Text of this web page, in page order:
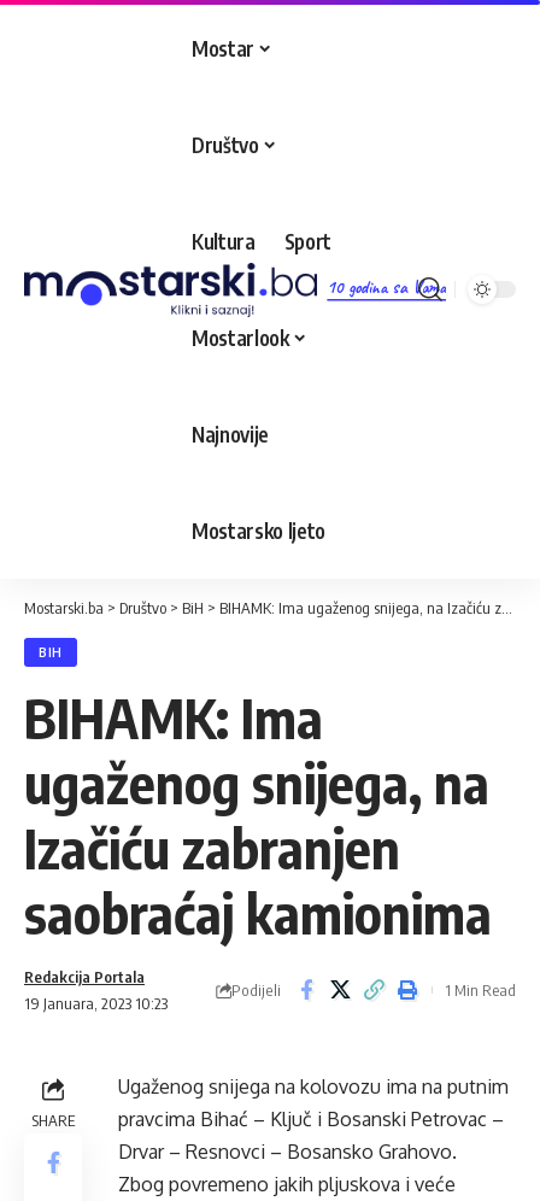
10 godina sa Vama
Mostar
Društvo
Kultura Sport
Mostarlook
Najnovije
Mostarsko ljeto
Mostarski.ba > Društvo > BiH > BIHAMK: Ima ugaženog snijega, na Izačiću zabranjen saobraćaj kamionima
BIH
BIHAMK: Ima
ugaženog snijega, na
Izačiću zabranjen
saobraćaj kamionima
19 Januara, 2023 10:23
Redakcija Portala
Podijeli 1 Min Read
SHARE
Ugaženog snijega na kolovozu ima na putnim
pravcima Bihać – Ključ i Bosanski Petrovac –
Drvar – Resnovci – Bosansko Grahovo.
Zbog povremeno jakih pljuskova i veće